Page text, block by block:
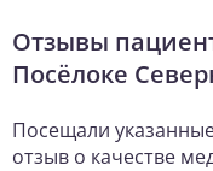
Отзывы
Посёлоке
Посещали
отзыв о качестве